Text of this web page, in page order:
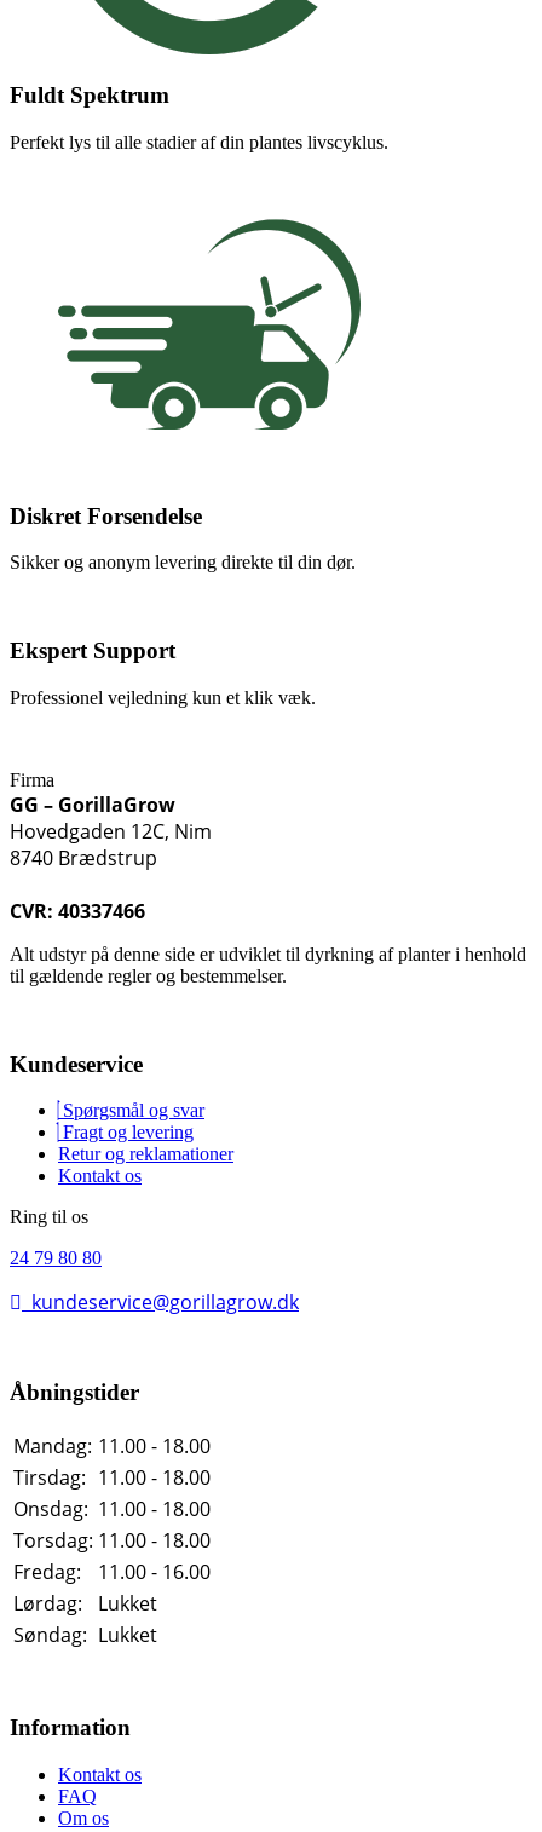
Fuldt Spektrum
Perfekt lys til alle stadier af din plantes livscyklus.
Diskret Forsendelse
Sikker og anonym levering direkte til din dør.
Ekspert Support
Professionel vejledning kun et klik væk.
Firma
GG – GorillaGrow
Hovedgaden 12C, Nim
8740 Brædstrup
CVR: 40337466
Alt udstyr på denne side er udviklet til dyrkning af planter i henhold
til gældende regler og bestemmelser.
Kundeservice
Spørgsmål og svar
Fragt og levering
Retur og reklamationer
Kontakt os
Ring til os
24 79 80 80
kundeservice@gorillagrow.dk
Åbningstider
Mandag: 11.00 - 18.00
Tirsdag: 11.00 - 18.00
Onsdag: 11.00 - 18.00
Torsdag: 11.00 - 18.00
Fredag:
11.00 - 16.00
Lørdag:
Lukket
Søndag: Lukket
Information
Kontakt os
FAQ
Om os